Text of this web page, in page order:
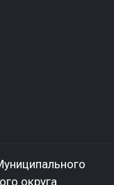
округа